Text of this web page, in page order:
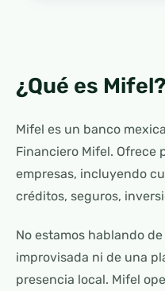
¿Qué es Mifel?
Mifel es un banco
Financiero Mifel. Ofrece
empresas, incluyendo
créditos, seguros,
No estamos hablando
improvisada ni de una
presencia local. Mifel